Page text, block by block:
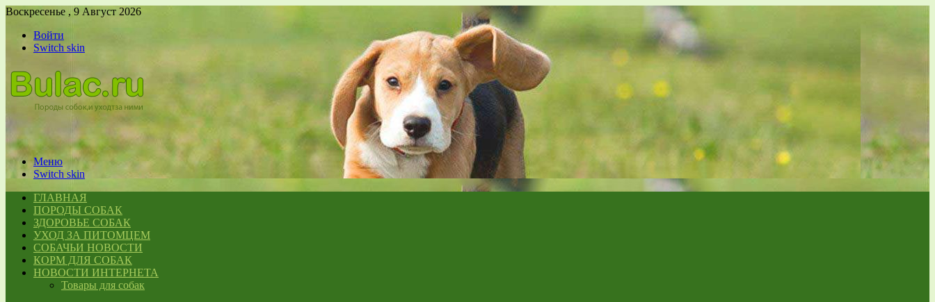
Воскресенье , 9 Август 2026
Войти
Switch skin
Меню
Switch skin
ГЛАВНАЯ
ПОРОДЫ СОБАК
ЗДОРОВЬЕ СОБАК
УХОД ЗА ПИТОМЦЕМ
СОБАЧЬИ НОВОСТИ
КОРМ ДЛЯ СОБАК
НОВОСТИ ИНТЕРНЕТА
Товары для собак